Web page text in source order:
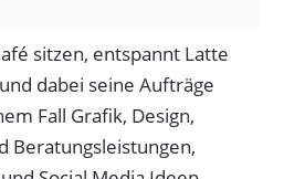
sitzen, entspannt Latte
dabei seine Aufträge
Fall Grafik, Design,
Beratungsleistungen,